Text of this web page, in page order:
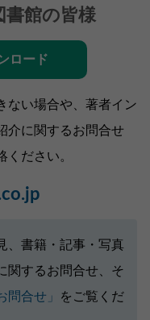
書館の皆様
ロード
ない場合や、著者イン
介に関するお問合せ
ださい。
、書籍・記事・写真
関するお問合せ、そ
問合せ」
をご覧くだ